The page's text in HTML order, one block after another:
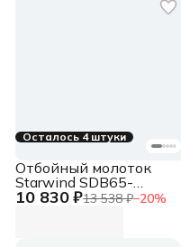
Осталось 4 штуки
10 830 ₽13 538 ₽−20%
Отбойный молоток
Starwind SDB65-
1900MS1